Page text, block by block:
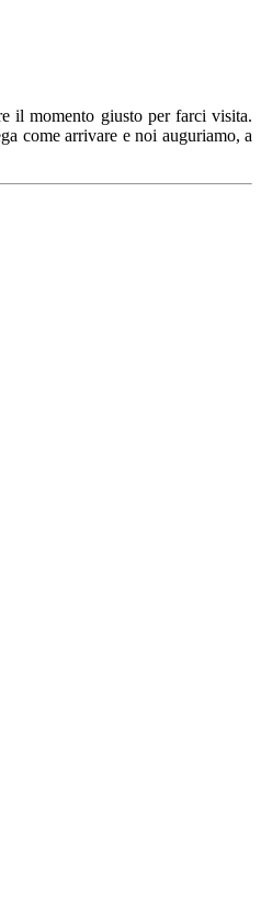
il momento giusto per farci visita.
come arrivare e noi auguriamo, a